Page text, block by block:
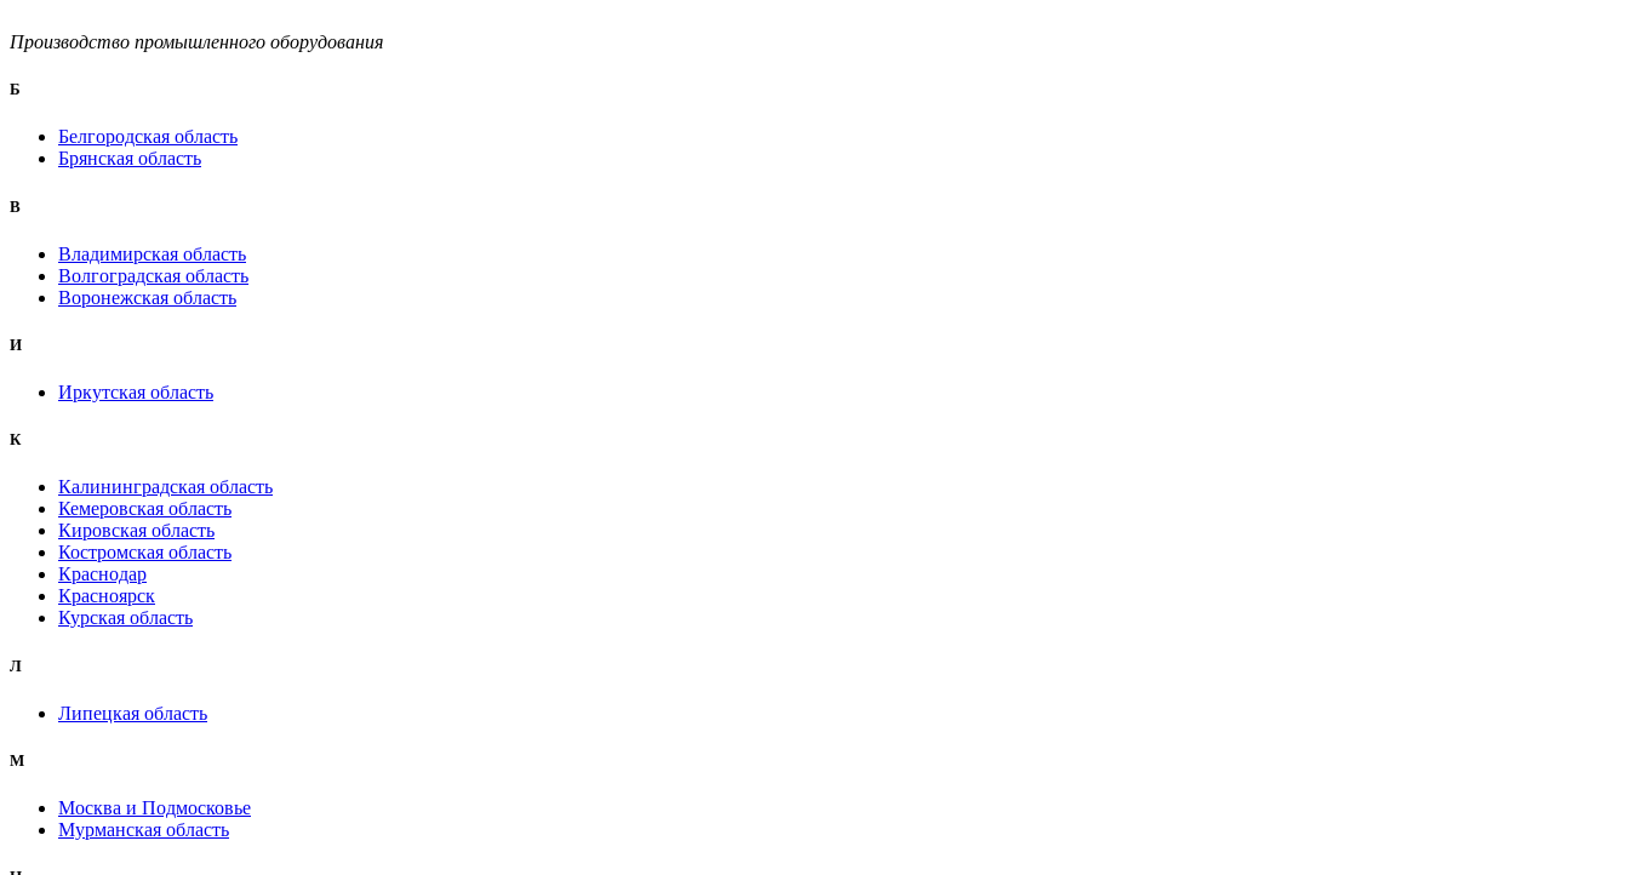
Производство промышленного оборудования
Б
Белгородская область
Брянская область
B
Владимирская область
Волгоградская область
Воронежская область
И
Иркутская область
К
Калининградская область
Кемеровская область
Кировская область
Костромская область
Краснодар
Красноярск
Курская область
Л
Липецкая область
М
Москва и Подмосковье
Мурманская область